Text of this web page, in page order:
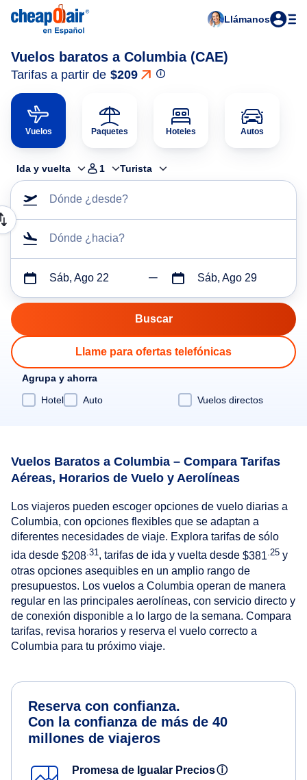
Llámanos
Vuelos baratos a Columbia (CAE)
Tarifas a partir de $209
Vuelos Paquetes Hoteles Autos
Ida y vuelta 1 Turista
Dónde ¿desde?
Dónde ¿hacia?
Sáb, Ago 22 Sáb, Ago 29
Llame para ofertas telefónicas
Agrupa y ahorra
Hotel
Auto Vuelos directos
Vuelos Baratos a Columbia – Compara Tarifas
Aéreas, Horarios de Vuelo y Aerolíneas
Los viajeros pueden escoger opciones de vuelo diarias a
Columbia, con opciones flexibles que se adaptan a
diferentes necesidades de viaje. Explora tarifas de sólo
ida desde $208 .31 , tarifas de ida y vuelta desde $381 .25 y
otras opciones asequibles en un amplio rango de
presupuestos. Los vuelos a Columbia operan de manera
regular en las principales aerolíneas, con servicio directo y
de conexión disponible a lo largo de la semana. Compara
tarifas, revisa horarios y reserva el vuelo correcto a
Columbia para tu próximo viaje.
Reserva con confianza.
Con la confianza de más de 40
millones de viajeros
Promesa de Igualar Preciosⓘ